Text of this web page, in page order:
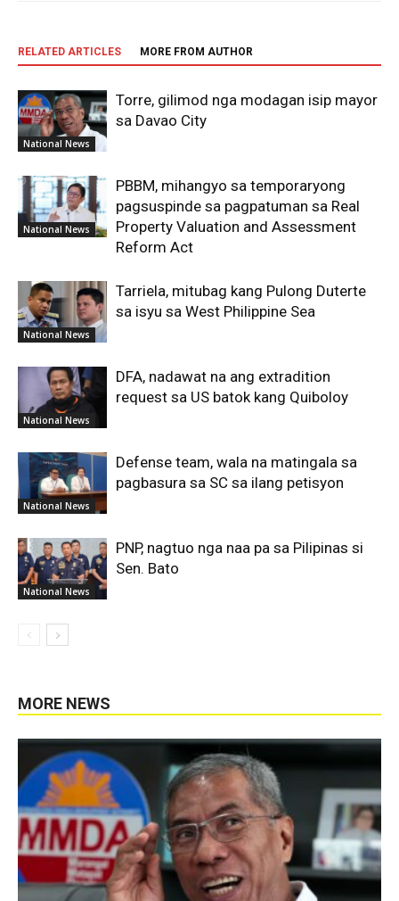
RELATED ARTICLES MORE FROM AUTHOR
National News
Torre, gilimod nga modagan isip mayor
sa Davao City
National News
PBBM, mihangyo sa temporaryong
pagsuspinde sa pagpatuman sa Real
Property Valuation and Assessment
Reform Act
National News
Tarriela, mitubag kang Pulong Duterte
sa isyu sa West Philippine Sea
National News
DFA, nadawat na ang extradition
request sa US batok kang Quiboloy
National News
Defense team, wala na matingala sa
pagbasura sa SC sa ilang petisyon
National News
PNP, nagtuo nga naa pa sa Pilipinas si
Sen. Bato
MORE NEWS